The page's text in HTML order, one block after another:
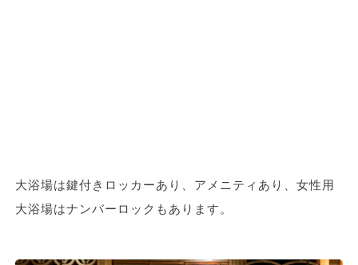
大浴場は鍵付きロッカーあり、アメニティあり、女性用
大浴場はナンバーロックもあります。